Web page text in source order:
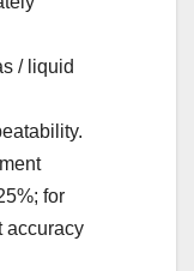
/ liquid
for
accuracy